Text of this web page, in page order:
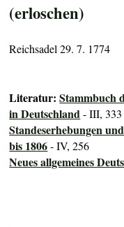
(erloschen)
Reichsadel 29. 7. 1774
Literatur:Stammbuch
in Deutschland- III, 333
Standeserhebungen
bis 1806- IV, 256
Neues allgemeines